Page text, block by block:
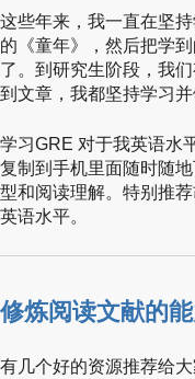
这些年来，我一直在坚
的《童年》，然后把学
了。到研究生阶段，我
到文章，我都坚持学习
学习GRE 对于我英语水
复制到手机里面随时随
型和阅读理解。特别推
英语水平。
修炼阅读文献的
有几个好的资源推荐给